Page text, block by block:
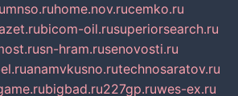
mnso.ruhome.nov.rucemko.ru
bicom-oil.rusuperiorsearch.ru
sn-hram.rusenovosti.ru
anamvkusno.rutechnosaratov.ru
bigbad.ru227gp.ruwes-ex.ru